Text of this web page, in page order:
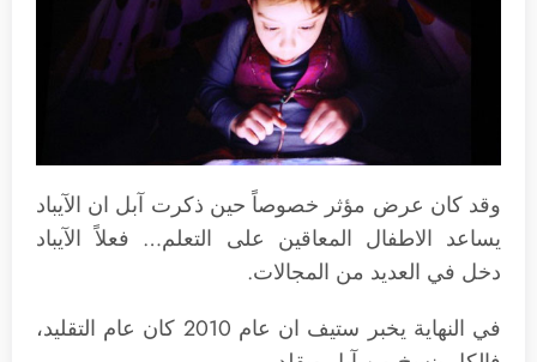
وقد كان عرض مؤثر خصوصاً حين ذكرت آبل ان الآيباد
يساعد الاطفال المعاقين على التعلم… فعلاً الآيباد
دخل في العديد من المجالات.
في النهاية يخبر ستيف ان عام 2010 كان عام التقليد،